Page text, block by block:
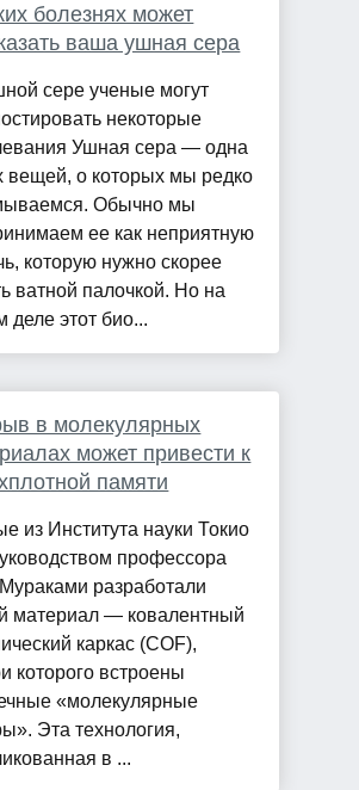
болезнях может
ваша ушная сера
сере ученые могут
некоторые
Ушная сера — одна
вещей, о которых мы редко
Обычно мы
ее как неприятную
которую нужно скорее
ватной палочкой. Но на
деле этот био...
в молекулярных
может привести к
памяти
из Института науки Токио
профессора
разработали
материал — ковалентный
каркас (COF),
которого встроены
«молекулярные
Эта технология,
в ...